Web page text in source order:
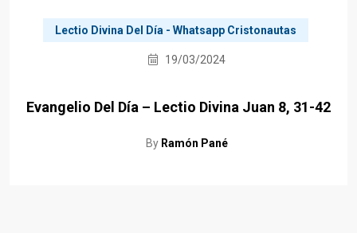
Lectio Divina Del Día - Whatsapp Cristonautas
19/03/2024
Evangelio Del Día – Lectio Divina Juan 8, 31-42
By Ramón Pané